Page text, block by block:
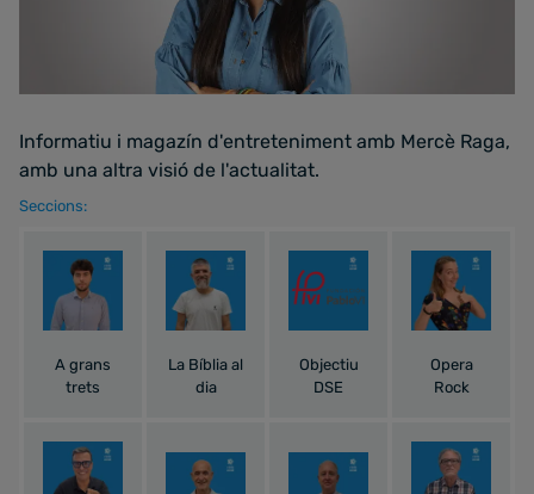
Informatiu i magazín d'entreteniment amb Mercè Raga,
amb una altra visió de l'actualitat.
Seccions:
A grans
trets
La Bíblia al
dia
Objectiu
DSE
Opera
Rock